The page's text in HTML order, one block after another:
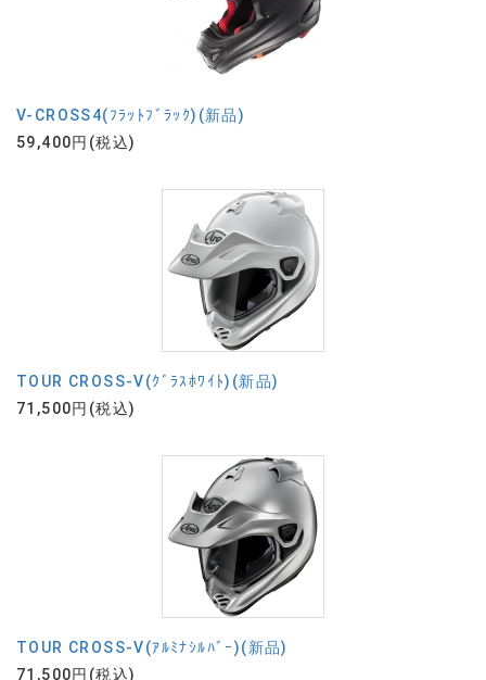
V-CROSS4(ﾌﾗｯﾄﾌﾞﾗｯｸ)(新品)
59,400円(税込)
TOUR CROSS-V(ｸﾞﾗｽﾎﾜｲﾄ)(新品)
71,500円(税込)
TOUR CROSS-V(ｱﾙﾐﾅｼﾙﾊﾞｰ)(新品)
71,500円(税込)